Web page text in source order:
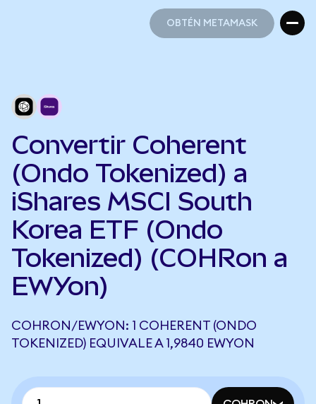
OBTÉN METAMASK
Convertir Coherent
(Ondo Tokenized) a
iShares MSCI South
Korea ETF (Ondo
Tokenized) (COHRon a
EWYon)
COHRON/EWYON: 1 COHERENT (ONDO
TOKENIZED) EQUIVALE A 1,9840 EWYON